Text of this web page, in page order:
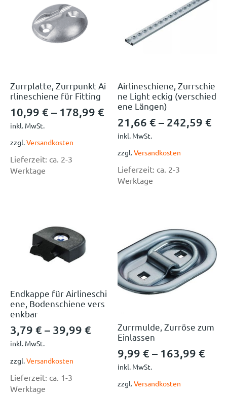
Zurrplatte, Zurrpunkt Ai
rlineschiene für Fitting
10,99 € – 178,99 €
inkl. MwSt.
zzgl.Versandkosten
Lieferzeit: ca. 2-3
Werktage
Airlineschiene, Zurrschie
ne Light eckig (verschied
ene Längen)
21,66€ – 242,59€
inkl. MwSt.
zzgl.Versandkosten
Lieferzeit: ca. 2-3
Werktage
Endkappe für Airlineschi
ene, Bodenschiene vers
enkbar
3,79 € – 39,99 €
inkl. MwSt.
zzgl.Versandkosten
Lieferzeit: ca. 1-3
Werktage
Zurrmulde, Zurröse zum
Einlassen
9,99€ – 163,99€
inkl. MwSt.
zzgl.Versandkosten